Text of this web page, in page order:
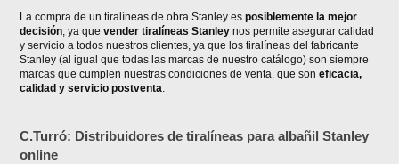
La compra de un tiralíneas de obra Stanley esposiblemente la mejor
decisión, ya quevender tiralíneas Stanley nos permite asegurar calidad
y servicio a todos nuestros clientes, ya que los tiralíneas del fabricante
Stanley (al igual que todas las marcas de nuestro catálogo) son siempre
marcas que cumplen nuestras condiciones de venta, que soneficacia,
calidad y servicio postventa.
C.Turró: Distribuidores de tiralíneas para albañil Stanley
online